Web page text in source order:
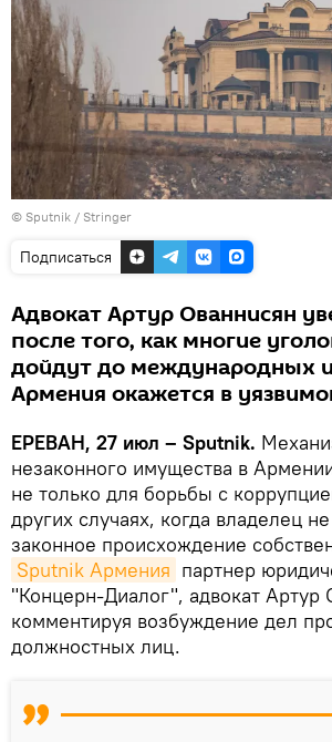
© Sputnik / Stringer
Подписаться
Адвокат Артур Ованнисян
после того, как многие
дойдут до международных
Армения окажется в
ЕРЕВАН, 27 июл – Sputnik.
незаконного имущества в
не только для борьбы с
других случаях, когда владелец
законное происхождение
Sputnik Армения партнер
"Концерн-Диалог", адвокат Артур
комментируя возбуждение дел
должностных лиц.